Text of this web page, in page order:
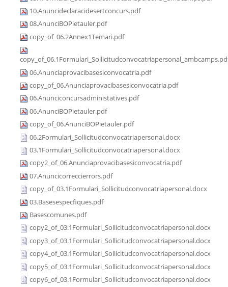
10.Anuncideclaracidesertconcurs.pdf
08.AnunciBOPietauler.pdf
copy_of_06.2Annex1Temari.pdf
06.Anunciaprovacibasesiconvocatria.pdf
copy_of_06.Anunciaprovacibasesiconvocatria.pdf
06.Anunciconcursadministatives.pdf
06.AnunciBOPietauler.pdf
copy_of_06.AnunciBOPietauler.pdf
06.2Formulari_Sollicitudconvocatriapersonal.docx
03.1Formulari_Sollicitudconvocatriapersonal.docx
copy2_of_06.Anunciaprovacibasesiconvocatria.pdf
07.Anuncicorreccierrors.pdf
copy_of_03.1Formulari_Sollicitudconvocatriapersonal.docx
03.Basesespecfiques.pdf
Basescomunes.pdf
copy2_of_03.1Formulari_Sollicitudconvocatriapersonal.docx
copy3_of_03.1Formulari_Sollicitudconvocatriapersonal.docx
copy4_of_03.1Formulari_Sollicitudconvocatriapersonal.docx
copy5_of_03.1Formulari_Sollicitudconvocatriapersonal.docx
copy6_of_03.1Formulari_Sollicitudconvocatriapersonal.docx